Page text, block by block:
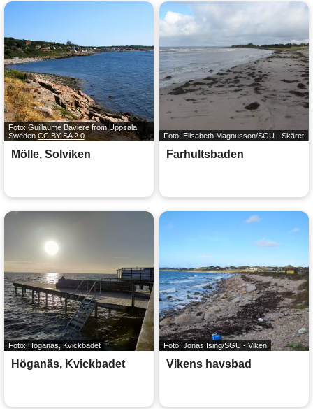
Foto: Guillaume Baviere from Uppsala,
SwedenCC BY-SA 2.0
Mölle, Solviken
Foto: Elisabeth Magnusson/SGU - Skäret
Farhultsbaden
Foto: Höganäs, Kvickbadet
Höganäs, Kvickbadet
Foto: Jonas Ising/SGU - Viken
Vikens havsbad